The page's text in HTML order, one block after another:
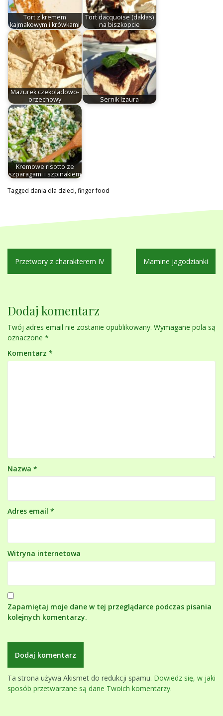
Tort z kremem
kajmakowym i krówkami
Tort dacquoise (dakłas)
na biszkopcie
Mazurek czekoladowo-
orzechowy
Sernik Izaura
Kremowe risotto ze
szparagami i szpinakiem
Tagged dania dla dzieci,finger food
Nawigacja
wpisu
Przetwory z charakterem IV Mamine jagodzianki
Dodaj komentarz
Twój adres email nie zostanie opublikowany. Wymagane pola są
oznaczone *
Komentarz *
Nazwa *
Adres email *
Witryna internetowa
Zapamiętaj moje dane w tej przeglądarce podczas pisania
kolejnych komentarzy.
Ta strona używa Akismet do redukcji spamu. Dowiedz się, w jaki
sposób przetwarzane są dane Twoich komentarzy.